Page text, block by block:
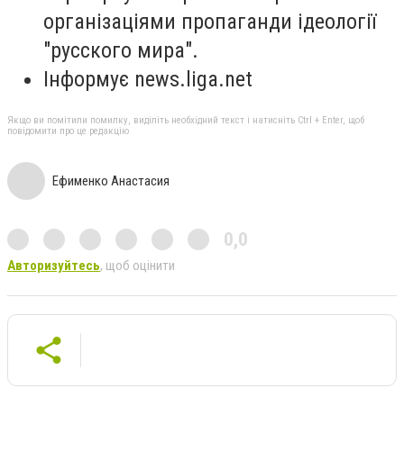
організаціями пропаганди ідеології
"русского мира".
Інформує news.liga.net
Якщо ви помітили помилку, виділіть необхідний текст і натисніть Ctrl + Enter, щоб
повідомити про це редакцію
Ефименко Анастасия
0,0
Авторизуйтесь, щоб оцінити